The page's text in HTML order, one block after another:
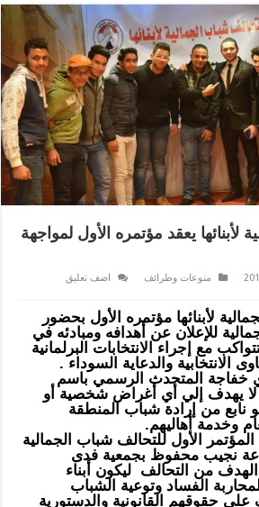
لأبنائها يعقد مؤتمره الأول لمواجهة
منوعات وطرائف
اضف تعليق
لأبنائها مؤتمره الأول بحضور
للإعلان عن أهدافه ومبادئه في
مع إجراء الانتخابات البرلمانية
الانتخابية والدعاية السوداء .
خفاجة المتحدث الرسمي باسم
لا يهدف إلي أي أغراض شخصية أو
من إرادة شباب المنطقة
وخدمة أهاليهم.
الأول للتحالف شباب الجمالية
نجيب محفوظ بجمعية فدى
من التحالف ليكون أبناء
الفساد وتوعية الشباب
علي حقوقهم القانونية والدستورية